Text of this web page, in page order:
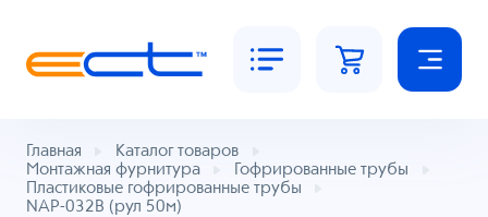
Главная
Каталог товаров
Монтажная фурнитура
Гофрированные трубы
Пластиковые гофрированные трубы
NAP-032B (рул 50м)